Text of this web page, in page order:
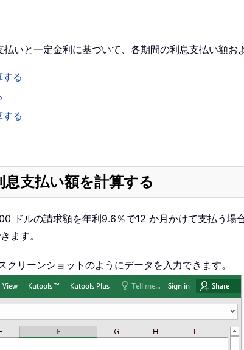
いと一定金利に基づいて、各期間の利息支払い額
る
る
支払い額を計算する
ドルの請求額を年利9.6％で12 か月かけて支払う場
ます。
リーンショットのようにデータを入力できます。